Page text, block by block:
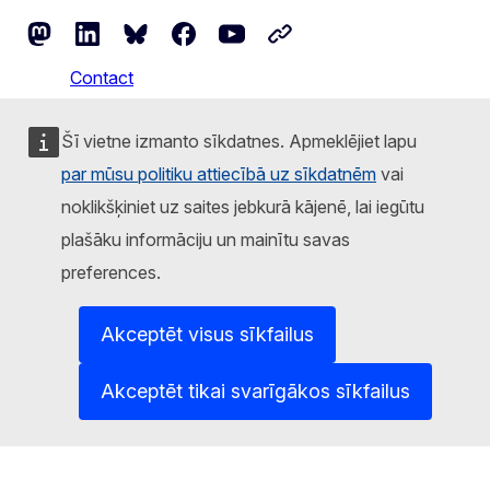
Šī vietne izmanto sīkdatnes. Apmeklējiet lapu
par mūsu politiku attiecībā uz sīkdatnēm vai
noklikšķiniet uz saites jebkurā kājenē, lai iegūtu
plašāku informāciju un mainītu savas
preferences.
Akceptēt visus sīkfailus
Akceptēt tikai svarīgākos sīkfailus
MastodonLinkedInBlueskyFacebookYoutubeOther networks
Contact
Report an IT vulnerability
Languages on our websites
Cookies
Privacy policy
Legal notice